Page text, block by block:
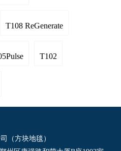
T108 ReGenerate
T102
（方块地毯）